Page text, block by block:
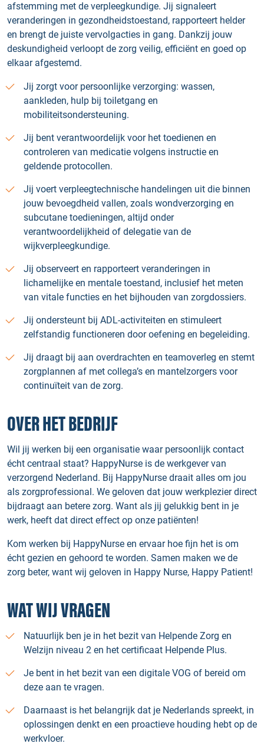
afstemming met de verpleegkundige. Jij signaleert
veranderingen in gezondheidstoestand, rapporteert helder
en brengt de juiste vervolgacties in gang. Dankzij jouw
deskundigheid verloopt de zorg veilig, efficiënt en goed op
elkaar afgestemd.
Jij zorgt voor persoonlijke verzorging: wassen,
aankleden, hulp bij toiletgang en
mobiliteitsondersteuning.
Jij bent verantwoordelijk voor het toedienen en
controleren van medicatie volgens instructie en
geldende protocollen.
Jij voert verpleegtechnische handelingen uit die binnen
jouw bevoegdheid vallen, zoals wondverzorging en
subcutane toedieningen, altijd onder
verantwoordelijkheid of delegatie van de
wijkverpleegkundige.
Jij observeert en rapporteert veranderingen in
lichamelijke en mentale toestand, inclusief het meten
van vitale functies en het bijhouden van zorgdossiers.
Jij ondersteunt bij ADL-activiteiten en stimuleert
zelfstandig functioneren door oefening en begeleiding.
Jij draagt bij aan overdrachten en teamoverleg en stemt
zorgplannen af met collega’s en mantelzorgers voor
continuïteit van de zorg.
OVER HET BEDRIJF
Wil jij werken bij een organisatie waar persoonlijk contact
écht centraal staat? HappyNurse is de werkgever van
verzorgend Nederland. Bij HappyNurse draait alles om jou
als zorgprofessional. We geloven dat jouw werkplezier direct
bijdraagt aan betere zorg. Want als jij gelukkig bent in je
werk, heeft dat direct effect op onze patiënten!
Kom werken bij HappyNurse en ervaar hoe fijn het is om
écht gezien en gehoord te worden. Samen maken we de
zorg beter, want wij geloven in Happy Nurse, Happy Patient!
WAT WIJ VRAGEN
Natuurlijk ben je in het bezit van Helpende Zorg en
Welzijn niveau 2 en het certificaat Helpende Plus.
Je bent in het bezit van een digitale VOG of bereid om
deze aan te vragen.
Daarnaast is het belangrijk dat je Nederlands spreekt, in
oplossingen denkt en een proactieve houding hebt op de
werkvloer.